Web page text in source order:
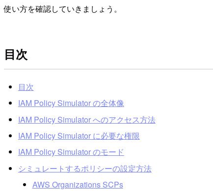
使い方を確認していきましょう。
目次
目次
IAM Policy Simulator の全体像
IAM Policy Simulator へのアクセス方法
IAM Policy Simulator に必要な権限
IAM Policy Simulator のモード
シミュレートするポリシーの設定方法
AWS Organizations SCPs